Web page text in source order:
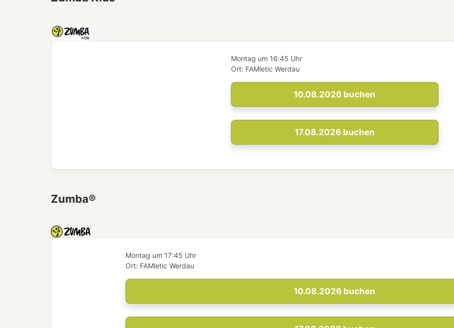
Montag um 16:45 Uhr
Ort: FAMletic Werdau
10.08.2026 buchen
17.08.2026buchen
Zumba®
Montag um 17:45 Uhr
Ort: FAMletic Werdau
10.08.2026 buchen